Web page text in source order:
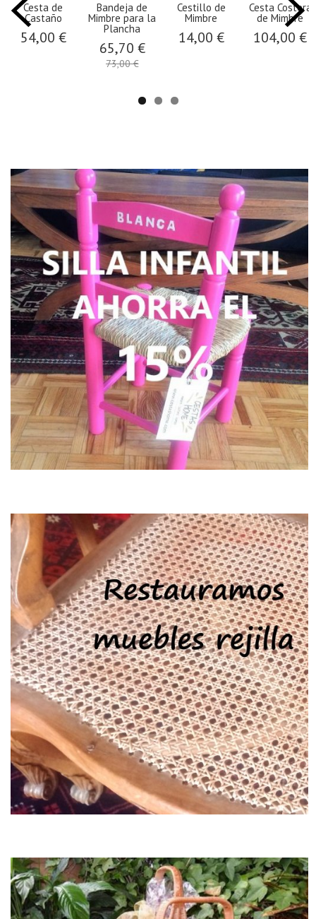
Cesta de
Castaño
54,00 €
Bandeja de
Mimbre para la
Plancha
65,70 €
73,00 €
Cestillo de
Mimbre
14,00 €
Cesta Costera
de Mimbre
104,00 €